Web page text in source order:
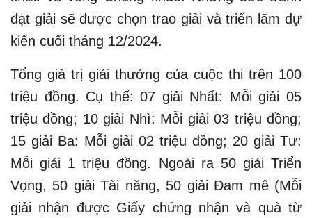
đạt giải sẽ được chọn trao giải và triển lãm dự
kiến cuối tháng 12/2024.
Tổng giá trị giải thưởng của cuộc thi trên 100
triệu đồng. Cụ thể: 07 giải Nhất: Mỗi giải 05
triệu đồng; 10 giải Nhì: Mỗi giải 03 triệu đồng;
15 giải Ba: Mỗi giải 02 triệu đồng; 20 giải Tư:
Mỗi giải 1 triệu đồng. Ngoài ra 50 giải Triển
Vọng, 50 giải Tài năng, 50 giải Đam mê (Mỗi
giải nhận được Giấy chứng nhận và quà từ